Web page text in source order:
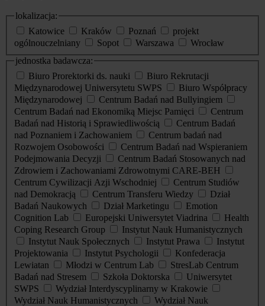
lokalizacja:
Katowice
Kraków Poznań
projekt
ogólnouczelniany
Sopot Warszawa
Wrocław
jednostka badawcza:
Biuro Prorektorki ds. nauki
Biuro Rekrutacji
Międzynarodowej Uniwersytetu SWPS
Biuro Współpracy
Międzynarodowej
Centrum Badań nad Bullyingiem
Centrum Badań nad Ekonomiką Miejsc Pamięci
Centrum
Badań nad Historią i Sprawiedliwością
Centrum Badań
nad Poznaniem i Zachowaniem
Centrum badań nad
Rozwojem Osobowości
Centrum Badań nad Wspieraniem
Podejmowania Decyzji
Centrum Badań Stosowanych nad
Zdrowiem i Zachowaniami Zdrowotnymi CARE-BEH
Centrum Cywilizacji Azji Wschodniej
Centrum Studiów
nad Demokracją
Centrum Transferu Wiedzy
Dział
Badań Naukowych
Dział Marketingu
Emotion
Cognition Lab
Europejski Uniwersytet Viadrina
Health
Coping Research Group
Instytut Nauk Humanistycznych
Instytut Nauk Społecznych
Instytut Prawa
Instytut
Projektowania
Instytut Psychologii
Konfederacja
Lewiatan
Młodzi w Centrum Lab
StresLab Centrum
Badań nad Stresem
Szkoła Doktorska
Uniwersytet
SWPS
Wydział Interdyscyplinarny w Krakowie
Wydział Nauk Humanistycznych
Wydział Nauk